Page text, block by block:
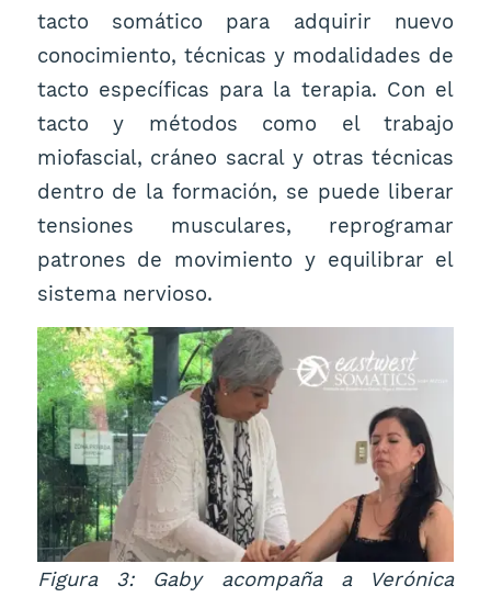
tacto somático para adquirir nuevo
conocimiento, técnicas y modalidades de
tacto específicas para la terapia. Con el
tacto y métodos como el trabajo
miofascial, cráneo sacral y otras técnicas
dentro de la formación, se puede liberar
tensiones musculares, reprogramar
patrones de movimiento y equilibrar el
sistema nervioso.
Figura 3: Gaby acompaña a Verónica